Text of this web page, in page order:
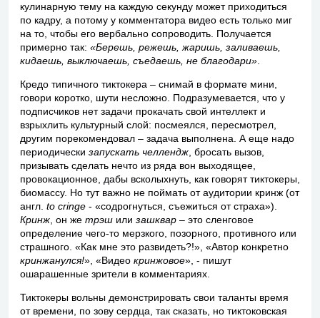
кулинарную тему на каждую секунду может приходиться
по кадру, а потому у комментатора видео есть только миг
на то, чтобы его вербально сопроводить. Получается
примерно так: «Берешь, режешь, жаришь, заливаешь,
кидаешь, выключаешь, съедаешь, не благодари»
Кредо типичного тиктокера – снимай в формате мини,
говори коротко, шути несложно. Подразумевается, что у
подписчиков нет задачи прокачать свой интеллект и
взрыхлить культурный слой: посмеялся, пересмотрел,
другим порекомендовал – задача выполнена. А еще надо
периодически запускать челлендж , бросать вызов,
призывать сделать нечто из ряда вон выходящее,
провокационное, дабы всколыхнуть, как говорят тиктокеры,
биомассу. Но тут важно не поймать от аудитории кринж (от
англ. to cringe - «содрогнуться, съежиться от страха»).
Кринж , он же трэш или зашквар – это сленговое
определение чего-то мерзкого, позорного, противного или
страшного. «Как мне это развидеть?!», «Автор конкретно
кринжанулся!», «Видео кринжовое», - пишут
ошарашенные зрители в комментариях.
Тиктокеры вольны демонстрировать свои таланты время
от времени, по зову сердца, так сказать, но тиктоковская